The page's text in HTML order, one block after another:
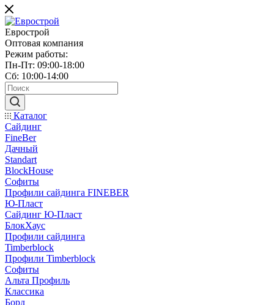
Еврострой
Оптовая компания
Режим работы:
Пн-Пт: 09:00-18:00
Сб: 10:00-14:00
Каталог
Сайдинг
FineBer
Дачный
Standart
BlockHouse
Софиты
Профили сайдинга FINEBER
Ю-Пласт
Сайдинг Ю-Пласт
БлокХаус
Профили сайдинга
Timberblock
Профили Timberblock
Софиты
Альта Профиль
Классика
Борд